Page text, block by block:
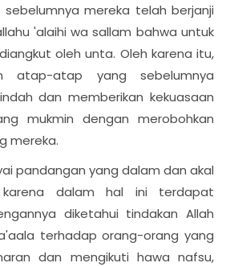
sebelumnya mereka telah berjanji
'alaihi wa sallam bahwa untuk
oleh unta. Oleh karena itu,
atap-atap yang sebelumnya
dan memberikan kekuasaan
mukmin dengan merobohkan
mereka.
pandangan yang dalam dan akal
karena dalam hal ini terdapat
diketahui tindakan Allah
terhadap orang-orang yang
dan mengikuti hawa nafsu,